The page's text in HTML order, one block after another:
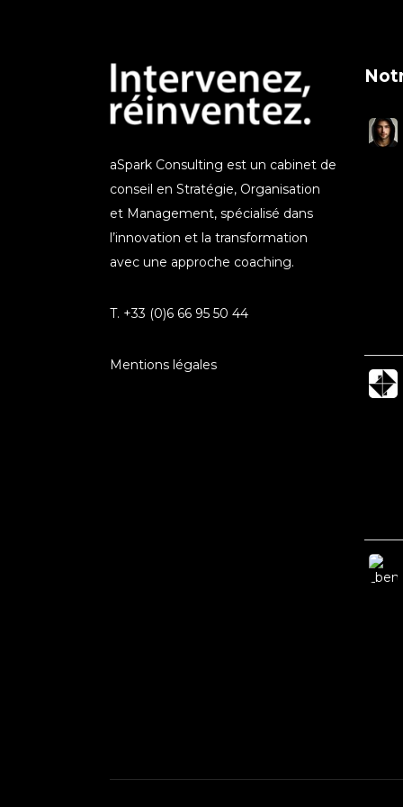
aSpark Consulting est un cabinet de
conseil en Stratégie, Organisation
et Management, spécialisé dans
l’innovation et la transformation
avec une approche coaching.
T. +33 (0)6 66 95 50 44
Mentions légales